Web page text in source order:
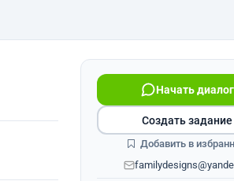
Начать диалог
Создать задание
Добавить в